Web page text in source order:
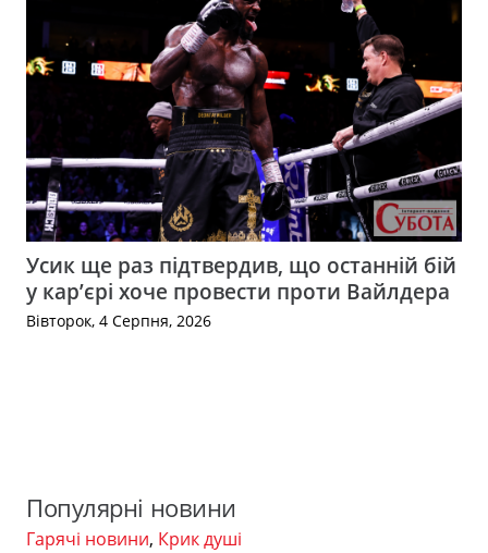
Усик ще раз підтвердив, що останній бій
у кар’єрі хоче провести проти Вайлдера
Вівторок, 4 Серпня, 2026
Популярні новини
Гарячі новини, Крик душі